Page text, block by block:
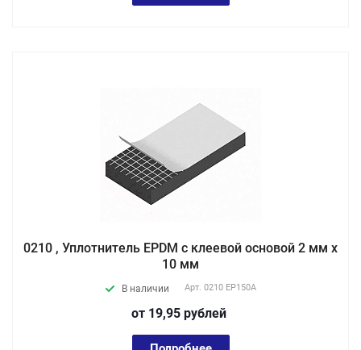
0210 , Уплотнитель EPDM с клеевой основой 2 мм х
10 мм
В наличии Арт. 0210 EP150А
от 19,95 рублей